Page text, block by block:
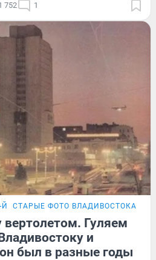
752 1
Й СТАРЫЕ ФОТО ВЛАДИВОСТОКА
вертолетом. Гуляем
и
был в разные годы